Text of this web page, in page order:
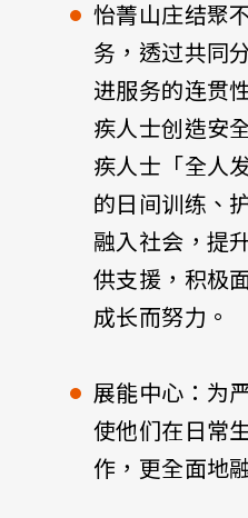
怡菁山庄结聚
务，透过共同
进服务的连贯
疾人士创造安
疾人士「全人
的日间训练、
融入社会，提
供支援，积极
成长而努力。
展能中心：为
使他们在日常
作，更全面地